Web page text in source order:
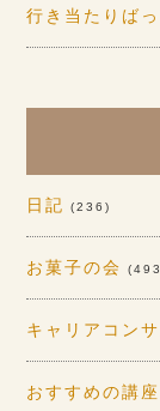
行き当たりば
日記 (236)
お菓子の会
キャリアコン
おすすめの講座